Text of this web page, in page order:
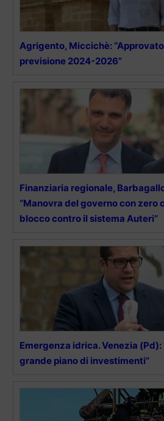
Agrigento, Miccichè:
previsione 2024-2026”
Finanziaria regionale,
“Manovra del governo con zero
blocco contro il sistema Auteri”
Emergenza idrica. Venezia (Pd):
grande piano di investimenti”